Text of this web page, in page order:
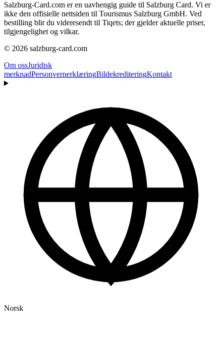
Salzburg-Card.com er en uavhengig guide til Salzburg Card. Vi er
ikke den offisielle nettsiden til Tourismus Salzburg GmbH. Ved
bestilling blir du videresendt til Tiqets; der gjelder aktuelle priser,
tilgjengelighet og vilkar.
© 2026 salzburg-card.com
Om ossJuridisk
merknadPersonvernerklæringBildekrediteringKontakt
Norsk